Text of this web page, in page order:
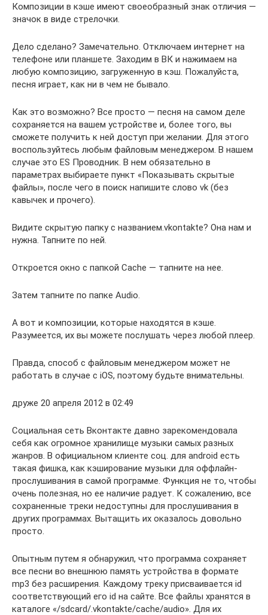
Композиции в кэше имеют своеобразный знак отличия —
значок в виде стрелочки.
Дело сделано? Замечательно. Отключаем интернет на
телефоне или планшете. Заходим в ВК и нажимаем на
любую композицию, загруженную в кэш. Пожалуйста,
песня играет, как ни в чем не бывало.
Как это возможно? Все просто — песня на самом деле
сохраняется на вашем устройстве и, более того, вы
сможете получить к ней доступ при желании. Для этого
воспользуйтесь любым файловым менеджером. В нашем
случае это ES Проводник. В нем обязательно в
параметрах выбираете пункт «Показывать скрытые
файлы», после чего в поиск напишите слово vk (без
кавычек и прочего).
Видите скрытую папку с названием.vkontakte? Она нам и
нужна. Тапните по ней.
Откроется окно с папкой Cache — тапните на нее.
Затем тапните по папке Audio.
А вот и композиции, которые находятся в кэше.
Разумеется, их вы можете послушать через любой плеер.
Правда, способ с файловым менеджером может не
работать в случае с iOS, поэтому будьте внимательны.
друже 20 апреля 2012 в 02:49
Социальная сеть Вконтакте давно зарекомендовала
себя как огромное хранилище музыки самых разных
жанров. В официальном клиенте соц. для android есть
такая фишка, как кэширование музыки для оффлайн-
прослушивания в самой программе. Функция не то, чтобы
очень полезная, но ее наличие радует. К сожалению, все
сохраненные треки недоступны для прослушивания в
других программах. Вытащить их оказалось довольно
просто.
Опытным путем я обнаружил, что программа сохраняет
все песни во внешнюю память устройства в формате
mp3 без расширения. Каждому треку присваивается id
соответствующий его id на сайте. Все файлы хранятся в
каталоге «/sdcard/.vkontakte/cache/audio». Для их